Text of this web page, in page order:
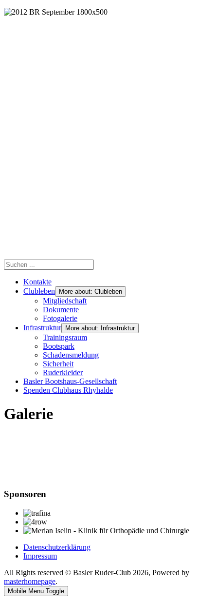
Kontakte
Clubleben
More about: Clubleben
Mitgliedschaft
Dokumente
Fotogalerie
Infrastruktur
More about: Infrastruktur
Trainingsraum
Bootspark
Schadensmeldung
Sicherheit
Ruderkleider
Basler Bootshaus-Gesellschaft
Spenden Clubhaus Rhyhalde
Galerie
Sponsoren
Datenschutzerklärung
Impressum
All Rights reserved © Basler Ruder-Club 2026, Powered by
masterhomepage.
Mobile Menu Toggle